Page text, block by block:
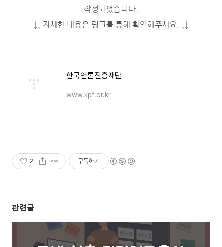
작성되었습니다.
자세한 내용은 링크를 통해 확인해주세요.
한국언론진흥재단
www.kpf.or.kr
2 구독하기
관련글